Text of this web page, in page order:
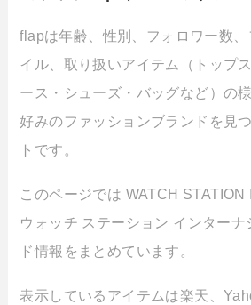
flapは年齢、性別、フォロワー数、
イル、取り扱いアイテム（トップ
ース・シューズ・バッグなど）の
好みのファッションブランドを見
トです。
このページでは WATCH STATION
ウォッチ ステーション インターナ
ド情報をまとめています。
表示しているアイテムは楽天、